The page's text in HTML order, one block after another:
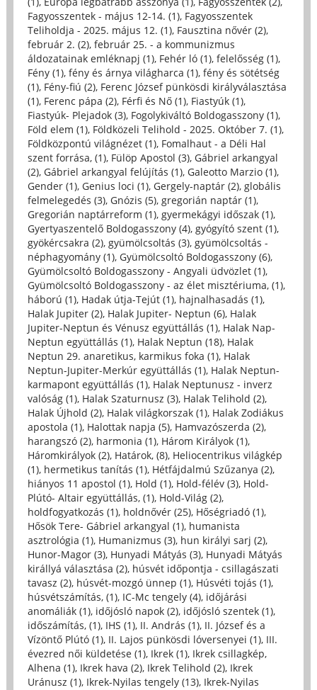
Fagyosszentek - május 12-14. (1), Fagyosszentek
Teliholdja - 2025. május 12. (1), Fausztina nővér (2),
február 2. (2), február 25. - a kommunizmus
áldozatainak emléknapj (1), Fehér ló (1), felelősség (1),
Fény (1), fény és árnya világharca (1), fény és sötétség
(1), Fény-fiú (2), Ferenc József pünkösdi királyválasztása
(1), Ferenc pápa (2), Férfi és Nő (1), Fiastyúk (1),
Fiastyúk- Plejadok (3), Fogolykiváltó Boldogasszony (1),
Föld elem (1), Földközeli Telihold - 2025. Október 7. (1),
Földközpontú világnézet (1), Fomalhaut - a Déli Hal
szent forrása, (1), Fülöp Apostol (3), Gábriel arkangyal
(2), Gábriel arkangyal felújítás (1), Galeotto Marzio (1),
Gender (1), Genius loci (1), Gergely-naptár (2), globális
felmelegedés (3), Gnózis (5), gregorián naptár (1),
Gregorián naptárreform (1), gyermekágyi időszak (1),
Gyertyaszentelő Boldogasszony (4), gyógyító szent (1),
gyökércsakra (2), gyümölcsoltás (3), gyümölcsoltás -
néphagyomány (1), Gyümölcsoltó Boldogasszony (6),
Gyümölcsoltó Boldogasszony - Angyali üdvözlet (1),
Gyümölcsoltó Boldogasszony - az élet misztériuma, (1),
háború (1), Hadak útja-Tejút (1), hajnalhasadás (1),
Halak Jupiter (2), Halak Jupiter- Neptun (6), Halak
Jupiter-Neptun és Vénusz együttállás (1), Halak Nap-
Neptun együttállás (1), Halak Neptun (18), Halak
Neptun 29. anaretikus, karmikus foka (1), Halak
Neptun-Jupiter-Merkúr együttállás (1), Halak Neptun-
karmapont együttállás (1), Halak Neptunusz - inverz
valóság (1), Halak Szaturnusz (3), Halak Telihold (2),
Halak Újhold (2), Halak világkorszak (1), Halak Zodiákus
apostola (1), Halottak napja (5), Hamvazószerda (2),
harangszó (2), harmonia (1), Három Királyok (1),
Háromkirályok (2), Határok, (8), Heliocentrikus világkép
(1), hermetikus tanítás (1), Hétfájdalmú Szűzanya (2),
hiányos 11 apostol (1), Hold (1), Hold-félév (3), Hold-
Plútó- Altair együttállás, (1), Hold-Világ (2),
holdfogyatkozás (1), holdnővér (25), Hőségriadó (1),
Hősök Tere- Gábriel arkangyal (1), humanista
asztrológia (1), Humanizmus (3), hun királyi sarj (2),
Hunor-Magor (3), Hunyadi Mátyás (3), Hunyadi Mátyás
királlyá választása (2), húsvét időpontja - csillagászati
tavasz (2), húsvét-mozgó ünnep (1), Húsvéti tojás (1),
húsvétszámítás, (1), IC-Mc tengely (4), időjárási
anomáliák (1), időjósló napok (2), időjósló szentek (1),
időszámítás, (1), IHS (1), II. András (1), II. József és a
Vízöntő Plútó (1), II. Lajos pünkösdi lóversenyei (1), III.
évezred női küldetése (1), Ikrek (1), Ikrek csillagkép,
Alhena (1), Ikrek hava (2), Ikrek Telihold (2), Ikrek
Uránusz (1), Ikrek-Nyilas tengely (13), Ikrek-Nyilas